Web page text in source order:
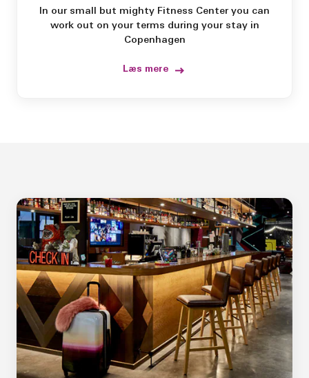
In our small but mighty Fitness Center you can
work out on your terms during your stay in
Copenhagen
Læs mere